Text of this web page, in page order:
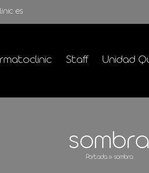
Staff Unidad
sombra
Portada» sombra